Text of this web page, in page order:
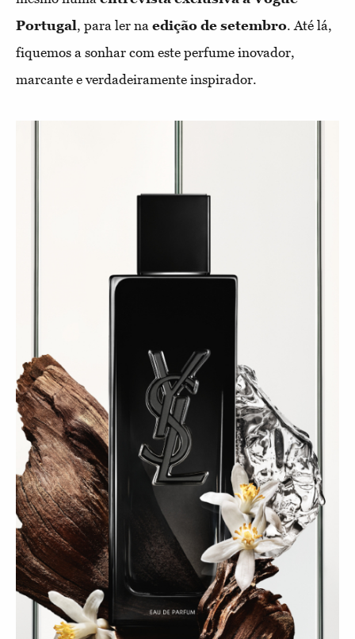
Portugal, para ler na edição de setembro. Até lá,
fiquemos a sonhar com este perfume inovador,
marcante e verdadeiramente inspirador.